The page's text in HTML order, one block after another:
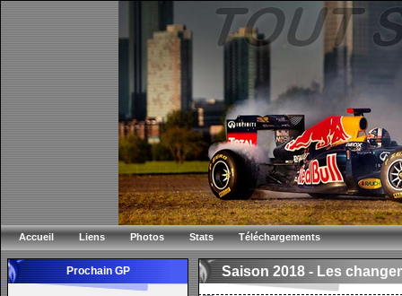
Accueil Liens Photos Stats Téléchargements
Prochain GP Saison 2018 - Les